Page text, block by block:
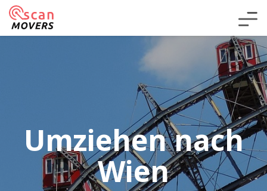
Umziehen nach
Wien